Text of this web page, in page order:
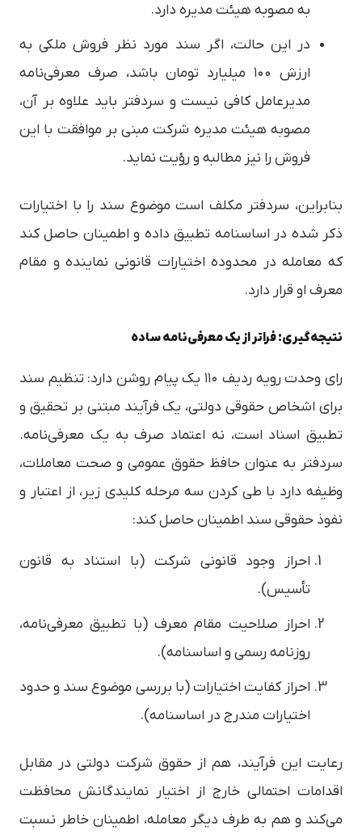
به مصوبه هیئت مدیره دارد.
در این حالت، اگر سند مورد نظر فروش ملکی به
ارزش ۱۰۰ میلیارد تومان باشد، صرف معرفی‌نامه
مدیرعامل کافی نیست و سردفتر باید علاوه بر آن،
مصوبه هیئت مدیره شرکت مبنی بر موافقت با این
فروش را نیز مطالبه و رؤیت نماید.
بنابراین، سردفتر مکلف است موضوع سند را با اختیارات
ذکر شده در اساسنامه تطبیق داده و اطمینان حاصل کند
که معامله در محدوده اختیارات قانونی نماینده و مقام
معرف او قرار دارد.
نتیجه‌گیری: فراتر از یک معرفی‌نامه ساده
رای وحدت رویه ردیف ۱۱۰ یک پیام روشن دارد: تنظیم سند
برای اشخاص حقوقی دولتی، یک فرآیند مبتنی بر تحقیق و
تطبیق اسناد است، نه اعتماد صرف به یک معرفی‌نامه.
سردفتر به عنوان حافظ حقوق عمومی و صحت معاملات،
وظیفه دارد با طی کردن سه مرحله کلیدی زیر، از اعتبار و
نفوذ حقوقی سند اطمینان حاصل کند:
احراز وجود قانونی شرکت (با استناد به قانون
تأسیس).
احراز صلاحیت مقام معرف (با تطبیق معرفی‌نامه،
روزنامه رسمی و اساسنامه).
احراز کفایت اختیارات (با بررسی موضوع سند و حدود
اختیارات مندرج در اساسنامه).
رعایت این فرآیند، هم از حقوق شرکت دولتی در مقابل
اقدامات احتمالی خارج از اختیار نمایندگانش محافظت
می‌کند و هم به طرف دیگر معامله، اطمینان خاطر نسبت